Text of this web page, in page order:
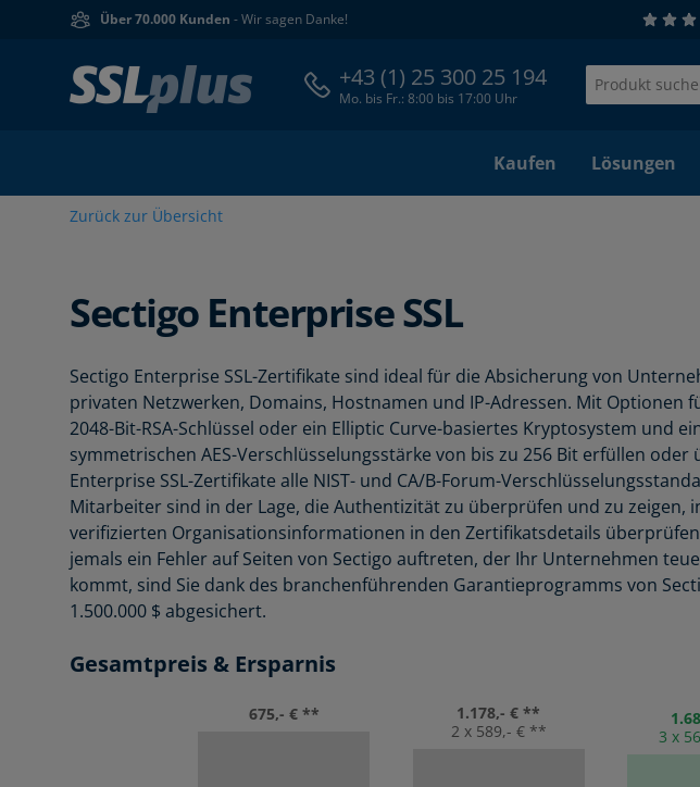
Über 70.000 Kunden - Wir sagen Danke!
+43 (1) 25 300 25 194
Mo. bis Fr.: 8:00 bis 17:00 Uhr
Kaufen Lösungen
Zurück zur Übersicht
Sectigo Enterprise SSL
Sectigo Enterprise SSL-Zertifikate sind ideal für die Absicherung von
privaten Netzwerken, Domains, Hostnamen und IP-Adressen. Mit Optionen
2048-Bit-RSA-Schlüssel oder ein Elliptic Curve-basiertes Kryptosystem und
symmetrischen AES-Verschlüsselungsstärke von bis zu 256 Bit erfüllen
Enterprise SSL-Zertifikate alle NIST- und CA/B-Forum-
Mitarbeiter sind in der Lage, die Authentizität zu überprüfen und zu zeigen,
verifizierten Organisationsinformationen in den Zertifikatsdetails
jemals ein Fehler auf Seiten von Sectigo auftreten, der Ihr Unternehmen
kommt, sind Sie dank des branchenführenden Garantieprogramms von
1.500.000 $ abgesichert.
Gesamtpreis & Ersparnis
675,- € **
1.178,- € **
2 x 589,- € **
3 x